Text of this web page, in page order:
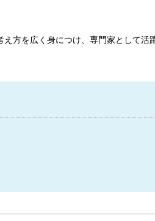
方を広く身につけ、専門家として活